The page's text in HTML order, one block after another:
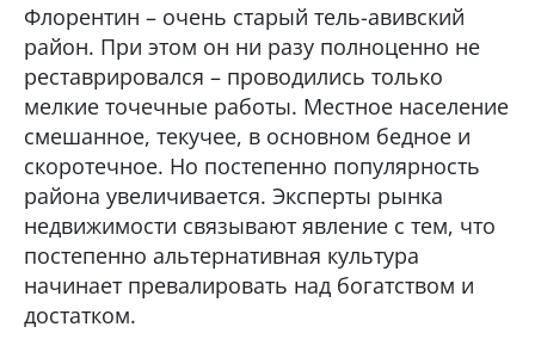
Флорентин – очень старый тель-авивский
район. При этом он ни разу полноценно не
реставрировался – проводились только
мелкие точечные работы. Местное население
смешанное, текучее, в основном бедное и
скоротечное. Но постепенно популярность
района увеличивается. Эксперты рынка
недвижимости связывают явление с тем, что
постепенно альтернативная культура
начинает превалировать над богатством и
достатком.